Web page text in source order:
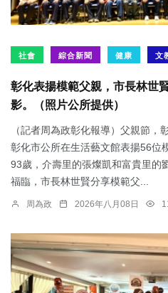
社會 綜合新聞 健康 文
彰化表揚模範父親，市長林世
影。（照片公所提供）
（記者周為政彰化報導）父親節，
彰化市公所在生活藝文館表揚56位
93歲，介壽里的張燦凱和富貴里的
福臨，市長林世賢分享模範父...
周為政 2026年八月08日